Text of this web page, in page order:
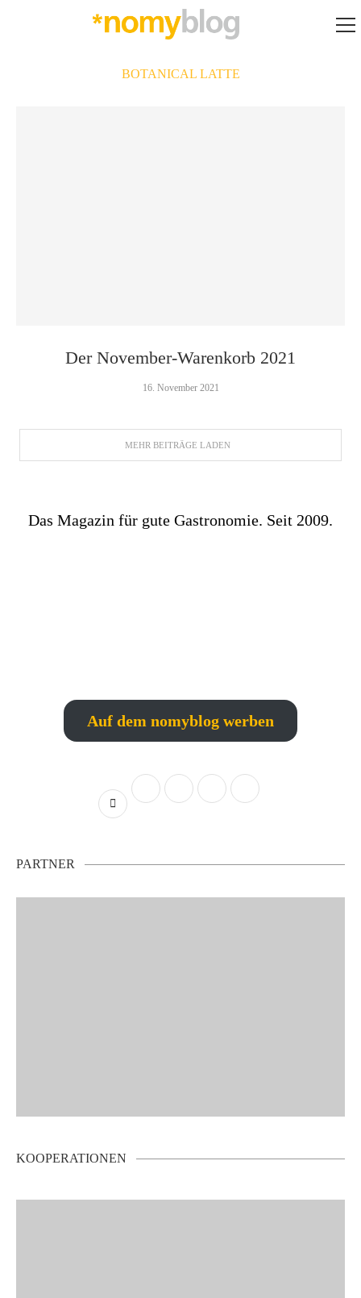
BOTANICAL LATTE
Der November-Warenkorb 2021
16. November 2021
MEHR BEITRÄGE LADEN
Das Magazin für gute Gastronomie. Seit 2009.
Auf dem nomyblog werben
PARTNER
KOOPERATIONEN